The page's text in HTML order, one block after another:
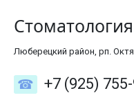
Люберецкий район, рп.
+7 (925)